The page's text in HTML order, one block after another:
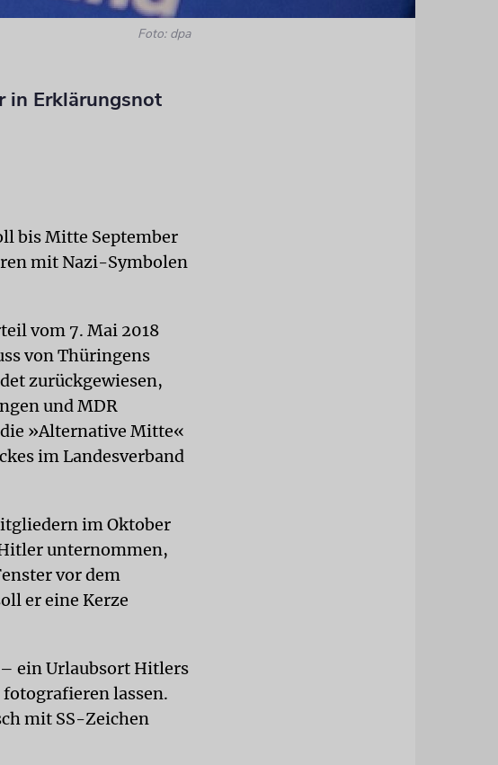
Foto: dpa
in Erklärungsnot
bis Mitte September
mit Nazi-Symbolen
vom 7. Mai 2018
von Thüringens
zurückgewiesen,
und MDR
»Alternative Mitte«
im Landesverband
im Oktober
Hitler unternommen,
vor dem
er eine Kerze
– ein Urlaubsort Hitlers
lassen.
mit SS-Zeichen